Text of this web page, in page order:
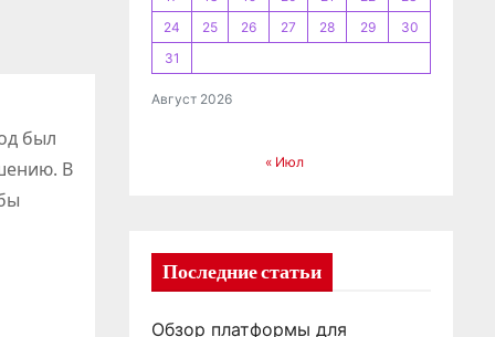
был
В
Август 2026
24
25 26 27 28 29
30
31
« Июл
Последние статьи
Обзор платформы для